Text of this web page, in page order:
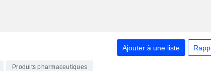
Ajouter à une liste
Produits pharmaceutiques